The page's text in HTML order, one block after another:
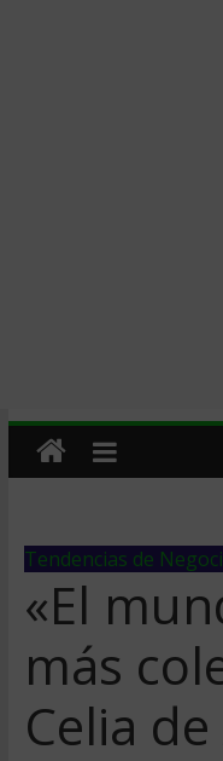
Tendencias de
«El
más
Celia